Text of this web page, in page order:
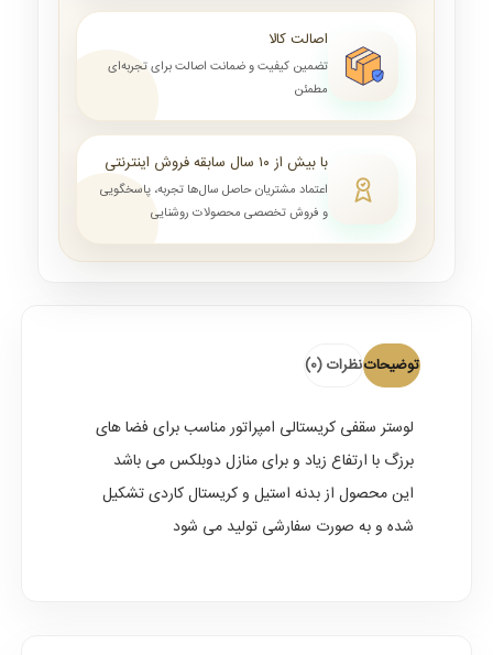
اصالت کالا
تضمین کیفیت و ضمانت اصالت برای تجربه‌ای
مطمئن
با بیش از ۱۰ سال سابقه فروش اینترنتی
اعتماد مشتریان حاصل سال‌ها تجربه، پاسخگویی
و فروش تخصصی محصولات روشنایی
توضیحاتنظرات (0)
لوستر سقفی کریستالی امپراتور مناسب برای فضا های
برزگ با ارتفاع زیاد و برای منازل دوبلکس می باشد
این محصول از بدنه استیل و کریستال کاردی تشکیل
شده و به صورت سفارشی تولید می شود